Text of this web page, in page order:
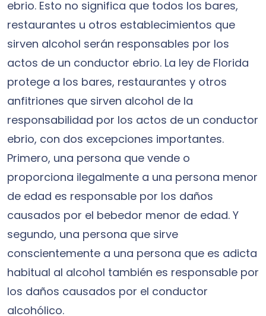
ebrio. Esto no significa que todos los bares,
restaurantes u otros establecimientos que
sirven alcohol serán responsables por los
actos de un conductor ebrio. La ley de Florida
protege a los bares, restaurantes y otros
anfitriones que sirven alcohol de la
responsabilidad por los actos de un conductor
ebrio, con dos excepciones importantes.
Primero, una persona que vende o
proporciona ilegalmente a una persona menor
de edad es responsable por los daños
causados por el bebedor menor de edad. Y
segundo, una persona que sirve
conscientemente a una persona que es adicta
habitual al alcohol también es responsable por
los daños causados por el conductor
alcohólico.